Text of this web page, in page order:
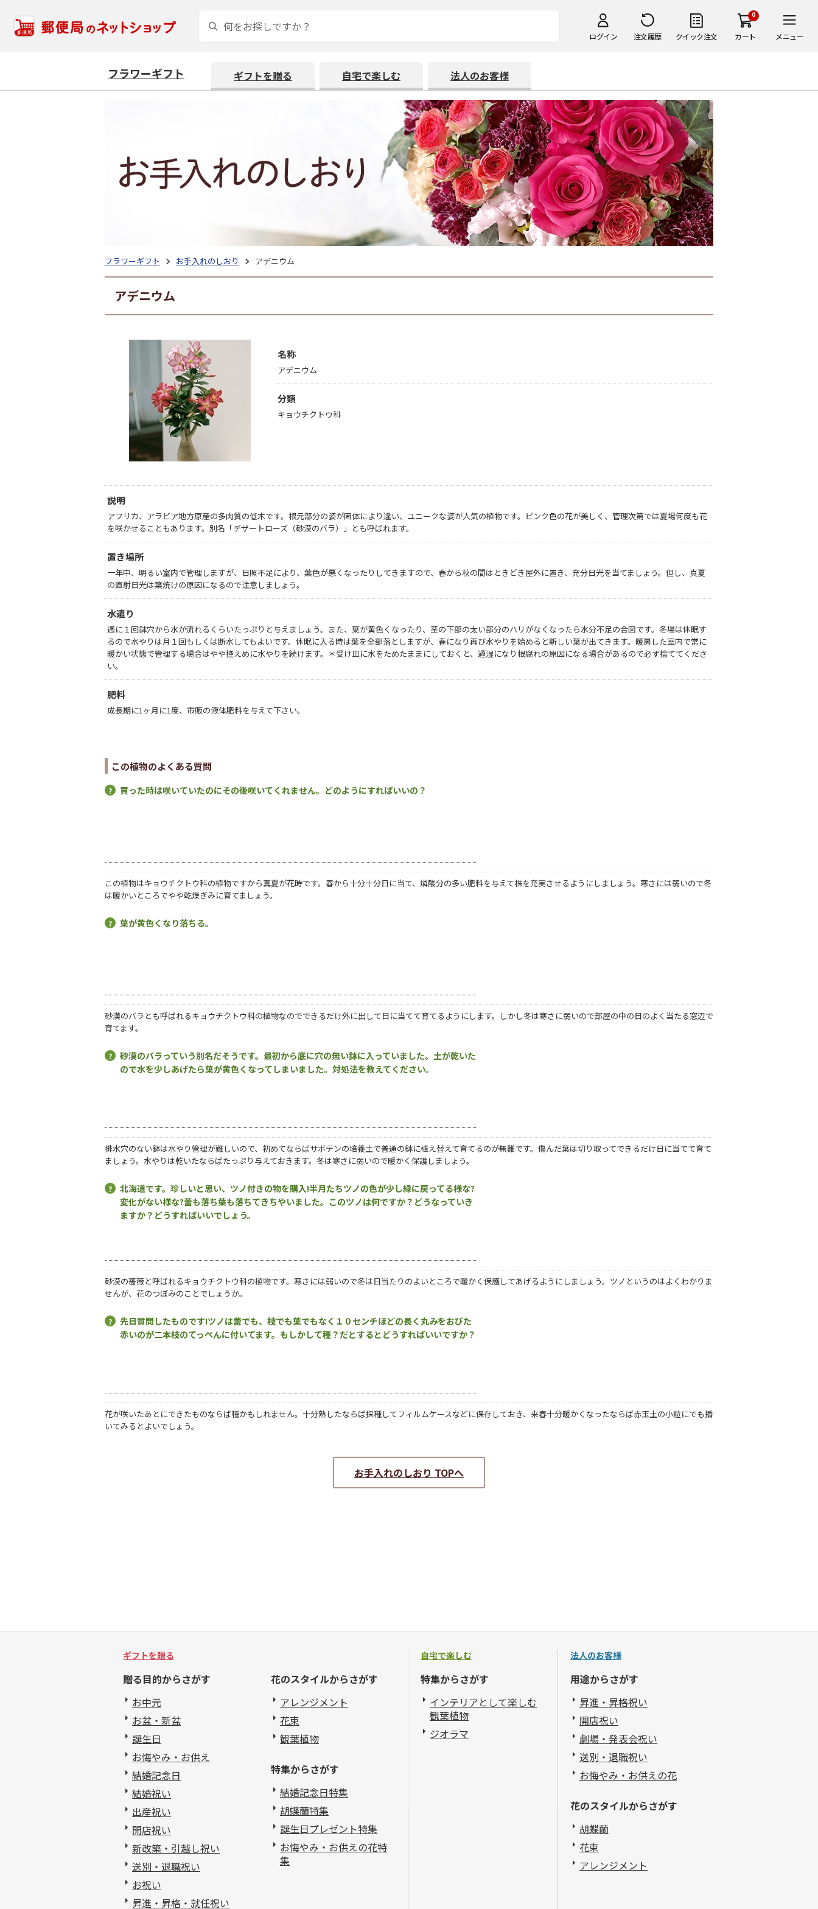
ログイン 注文履歴 クイック注文
0
カート メニュー
フラワーギフト ギフトを贈る 自宅で楽しむ 法人のお客様
フラワーギフト お手入れのしおり アデニウム
アデニウム
名称
アデニウム
分類
キョウチクトウ科
説明
アフリカ、アラビア地方原産の多肉質の低木です。根元部分の姿が固体により違い、ユニークな姿が人気の植物です。ピンク色の花が美しく、管理次第では夏場何度も花
を咲かせることもあります。別名「デザートローズ（砂漠のバラ）」とも呼ばれます。
置き場所
一年中、明るい室内で管理しますが、日照不足により、葉色が悪くなったりしてきますので、春から秋の間はときどき屋外に置き、充分日光を当てましょう。但し、真夏
の直射日光は葉焼けの原因になるので注意しましょう。
水遣り
週に１回鉢穴から水が流れるくらいたっぷりと与えましょう。また、葉が黄色くなったり、茎の下部の太い部分のハリがなくなったら水分不足の合図です。冬場は休眠す
るので水やりは月１回もしくは断水してもよいです。休眠に入る時は葉を全部落としますが、春になり再び水やりを始めると新しい葉が出てきます。暖房した室内で常に
暖かい状態で管理する場合はやや控えめに水やりを続けます。＊受け皿に水をためたままにしておくと、過湿になり根腐れの原因になる場合があるので必ず捨ててくださ
い。
肥料
成長期に1ヶ月に1度、市販の液体肥料を与えて下さい。
この植物のよくある質問
買った時は咲いていたのにその後咲いてくれません。どのようにすればいいの？
この植物はキョウチクトウ科の植物ですから真夏が花時です。春から十分十分日に当て、燐酸分の多い肥料を与えて株を充実させるようにしましょう。寒さには弱いので冬
は暖かいところでやや乾燥ぎみに育てましょう。
葉が黄色くなり落ちる。
砂漠のバラとも呼ばれるキョウチクトウ科の植物なのでできるだけ外に出して日に当てて育てるようにします。しかし冬は寒さに弱いので部屋の中の日のよく当たる窓辺で
育てます。
砂漠のバラっていう別名だそうです。最初から底に穴の無い鉢に入っていました。土が乾いた
ので水を少しあげたら葉が黄色くなってしまいました。対処法を教えてください。
排水穴のない鉢は水やり管理が難しいので、初めてならばサボテンの培養土で普通の鉢に植え替えて育てるのが無難です。傷んだ葉は切り取ってできるだけ日に当てて育て
ましょう。水やりは乾いたならばたっぷり与えておきます。冬は寒さに弱いので暖かく保護しましょう。
北海道です。珍しいと思い、ツノ付きの物を購入!半月たちツノの色が少し緑に戻ってる様な?
変化がない様な?蕾も落ち葉も落ちてきちやいました。このツノは何ですか？どうなっていき
ますか？どうすればいいでしょう。
砂漠の薔薇と呼ばれるキョウチクトウ科の植物です。寒さには弱いので冬は日当たりのよいところで暖かく保護してあげるようにしましょう。ツノというのはよくわかりま
せんが、花のつぼみのことでしょうか。
先日質問したものです!ツノは蕾でも、枝でも葉でもなく１０センチほどの長く丸みをおびた
赤いのが二本枝のてっぺんに付いてます。もしかして種？だとするとどうすればいいですか？
花が咲いたあとにできたものならば種かもしれません。十分熟したならば採種してフィルムケースなどに保存しておき、来春十分暖かくなったならば赤玉土の小粒にでも播
いてみるとよいでしょう。
お手入れのしおり TOPへ
ギフトを贈る
贈る目的からさがす
お中元
お盆・新盆
誕生日
お悔やみ・お供え
結婚記念日
結婚祝い
出産祝い
開店祝い
新改築・引越し祝い
送別・退職祝い
お祝い
昇進・昇格・就任祝い
花のスタイルからさがす
アレンジメント
花束
観葉植物
特集からさがす
結婚記念日特集
胡蝶蘭特集
誕生日プレゼント特集
お悔やみ・お供えの花特
集
自宅で楽しむ
特集からさがす
インテリアとして楽しむ
観葉植物
ジオラマ
法人のお客様
用途からさがす
昇進・昇格祝い
開店祝い
劇場・発表会祝い
送別・退職祝い
お悔やみ・お供えの花
花のスタイルからさがす
胡蝶蘭
花束
アレンジメント